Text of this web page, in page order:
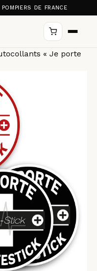
POMPIERS DE FRANCE
« Je porte